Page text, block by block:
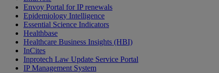
Envoy Portal for IP renewals
Epidemiology Intelligence
Essential Science Indicators
Healthbase
Healthcare Business Insights (HBI)
InCites
Inprotech Law Update Service Portal
IP Management System